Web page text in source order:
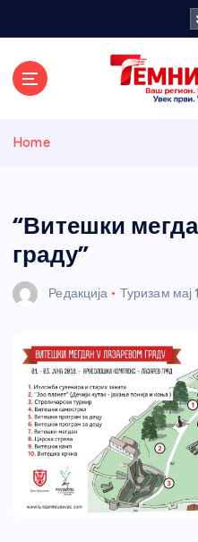
Home
“Витешки
граду”
Редакција Туризам мај